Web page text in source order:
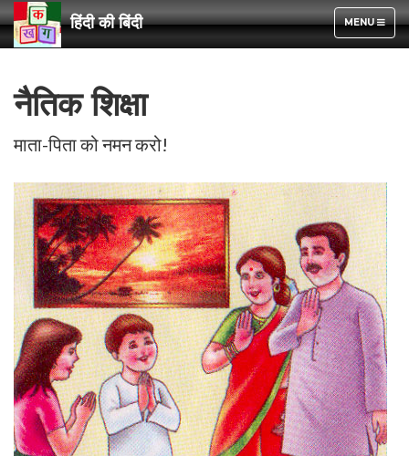
TOGGLE
NAVIGATION
MENU
हिंदी की बिंदी
नैतिक शिक्षा
माता-पिता को नमन करो!